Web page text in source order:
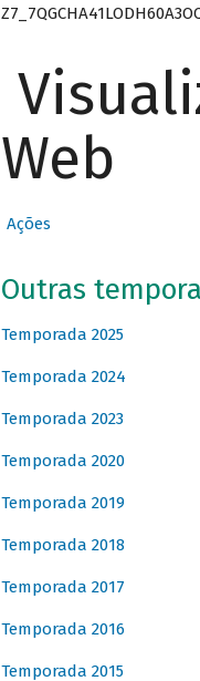
Web
Ações
Outras
Temporada 2025
Temporada 2024
Temporada 2023
Temporada 2020
Temporada 2019
Temporada 2018
Temporada 2017
Temporada 2016
Temporada 2015